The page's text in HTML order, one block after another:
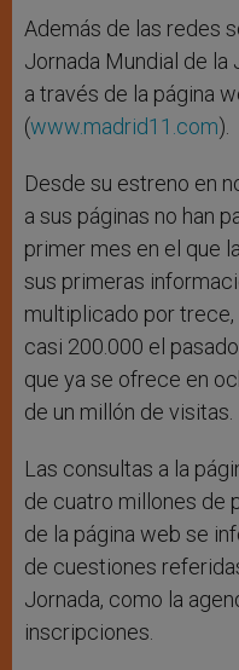
Además de las redes
Jornada Mundial de
a través de la página
(www.madrid11.com).
Desde su estreno en
a sus páginas no han
primer mes en el que
sus primeras
multiplicado por trece,
casi 200.000 el
que ya se ofrece en
de un millón de visitas.
Las consultas a la
de cuatro millones de
de la página web se
de cuestiones
Jornada, como la
inscripciones.